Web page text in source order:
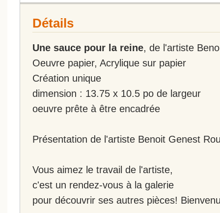
Détails
Une sauce pour la reine, de l'artiste
Oeuvre papier, Acrylique sur papier
Création unique
dimension : 13.75 x 10.5 po de largeur
oeuvre prête à être encadrée
Présentation de l'artiste Benoit Genest
Vous aimez le travail de l'artiste,
c'est un rendez-vous à la galerie
pour découvrir ses autres pièces!